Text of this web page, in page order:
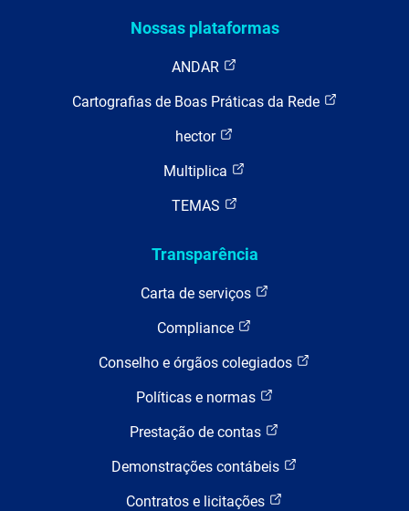
Nossas plataformas
ANDAR
Cartografias de Boas Práticas da Rede
hector
Multiplica
TEMAS
Transparência
Carta de serviços
Compliance
Conselho e órgãos colegiados
Políticas e normas
Prestação de contas
Demonstrações contábeis
Contratos e licitações